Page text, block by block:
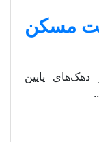
مسکن
پایین